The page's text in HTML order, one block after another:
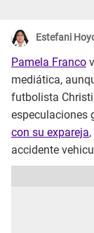
Estefani
Pamela Franco
mediática,
futbolista
especulaciones
con su expareja,
accidente